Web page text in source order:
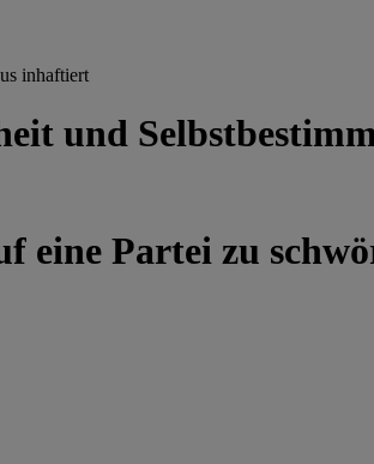
inhaftiert
und
eine Partei zu